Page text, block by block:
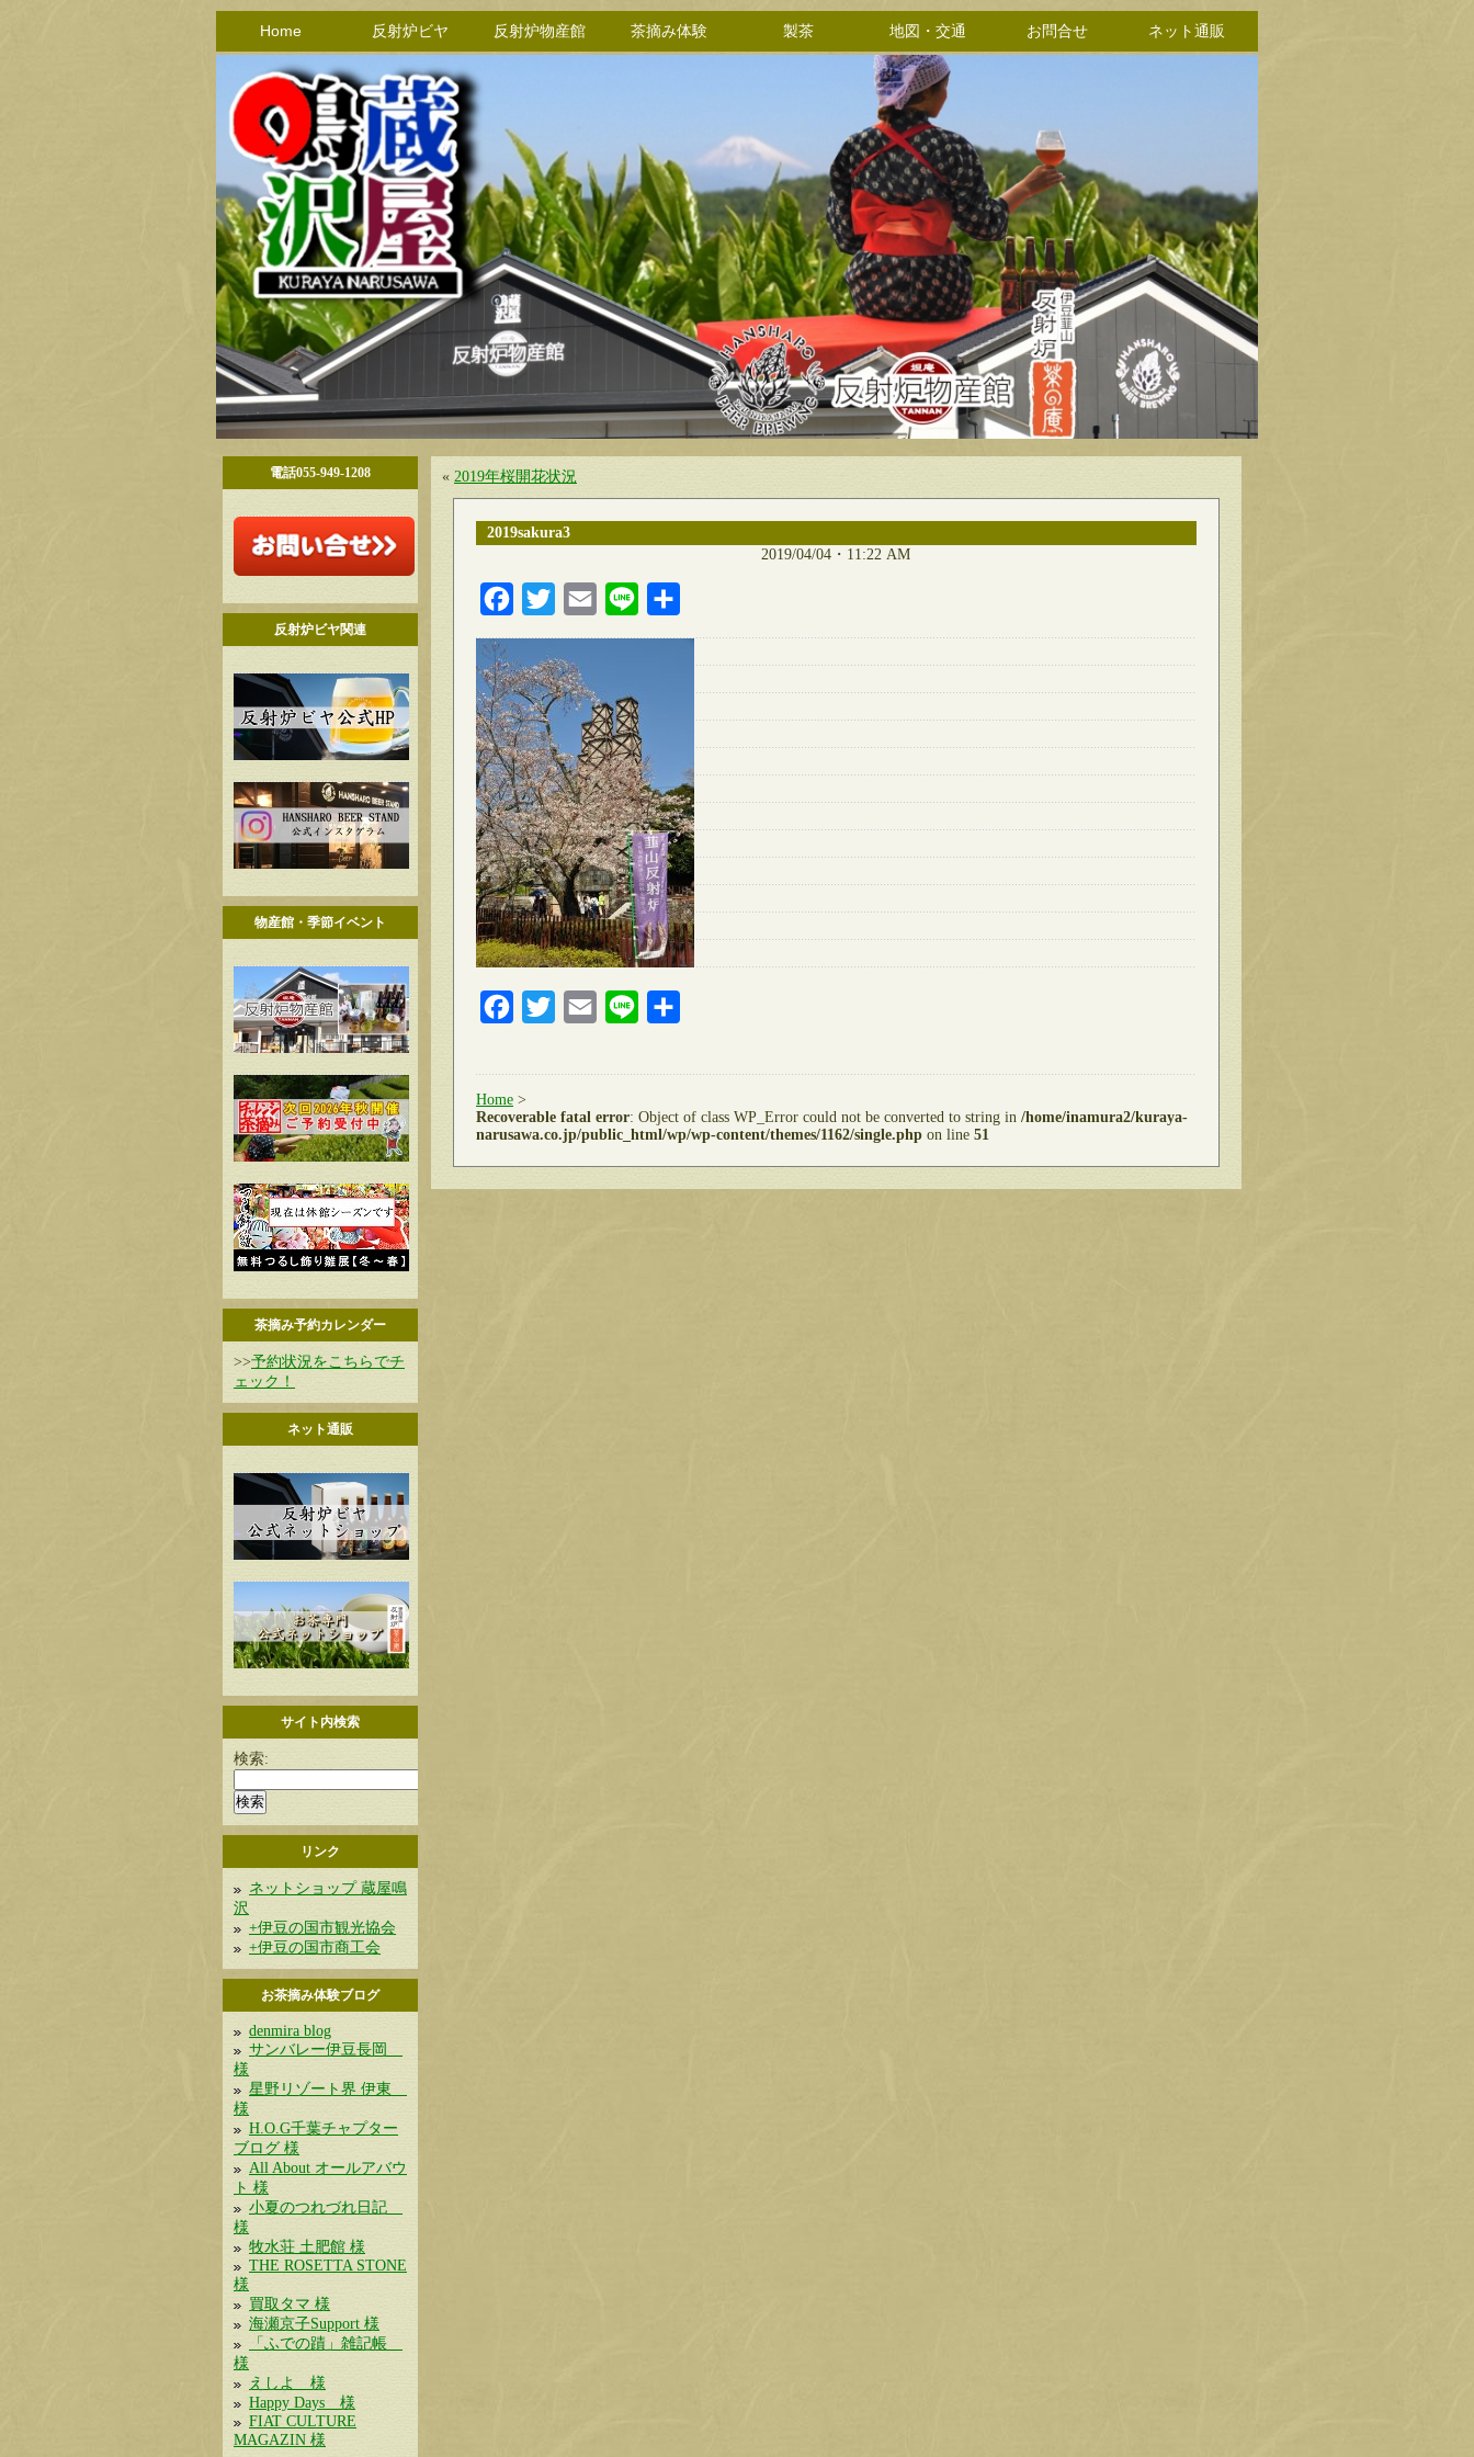
Home 反射炉ビヤ 反射炉物産館 茶摘み体験 製茶 地図・交通 お問合せ ネット通販
電話055-949-1208
反射炉ビヤ関連
物産館・季節イベント
茶摘み予約カレンダー
>>予約状況をこちらでチ
ェック！
ネット通販
サイト内検索
検索:
リンク
ネットショップ 蔵屋鳴
沢
+伊豆の国市観光協会
+伊豆の国市商工会
お茶摘み体験ブログ
denmira blog
サンバレー伊豆長岡
様
星野リゾート界 伊東
様
H.O.G千葉チャプター
ブログ 様
All About オールアバウ
ト 様
小夏のつれづれ日記
様
牧水荘 土肥館 様
THE ROSETTA STONE
様
買取タマ 様
海瀬京子Support 様
「ふでの蹟」雑記帳
様
えしよ 様
Happy Days 様
FIAT CULTURE
MAGAZIN 様
« 2019年桜開花状況
2019sakura3
2019/04/04・11:22 AM
FacebookTwitter Email Line
FacebookTwitter Email Line
Home >
Recoverable fatal error: Object of class WP_Error could not be converted to string in /home/inamura2/kuraya-
narusawa.co.jp/public_html/wp/wp-content/themes/1162/single.php on line 51